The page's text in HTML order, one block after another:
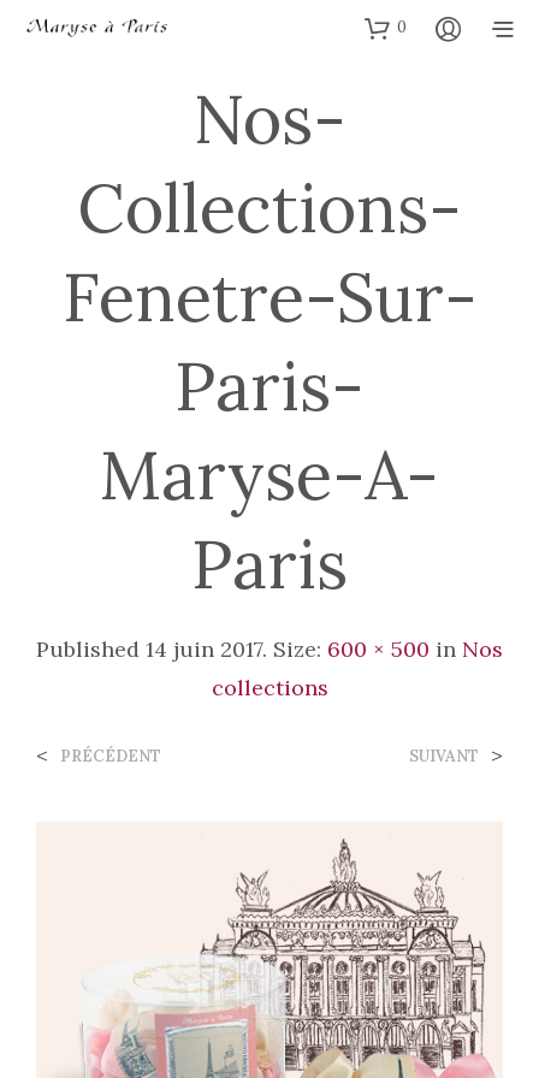
0
Nos-
Collections-
Fenetre-Sur-
Paris-
Maryse-A-
Paris
Published 14 juin 2017. Size: 600 × 500 in Nos
collections
< PRÉCÉDENT SUIVANT >